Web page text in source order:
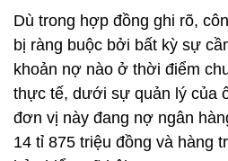
Dù trong hợp đồng ghi rõ,
bị ràng buộc bởi bất kỳ sự
khoản nợ nào ở thời điểm
thực tế, dưới sự quản lý của
đơn vị này đang nợ ngân
14 tỉ 875 triệu đồng và hàng